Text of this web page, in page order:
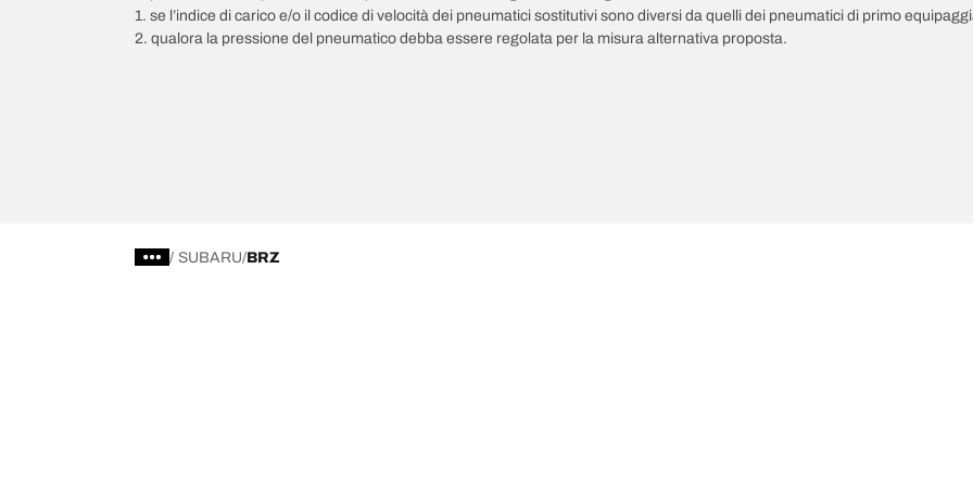
1. se l’indice di carico e/o il codice di velocità dei pneumatici sostitutivi sono diversi da quelli dei pneumatici di primo
2. qualora la pressione del pneumatico debba essere regolata per la misura alternativa proposta.
/ SUBARU BRZ